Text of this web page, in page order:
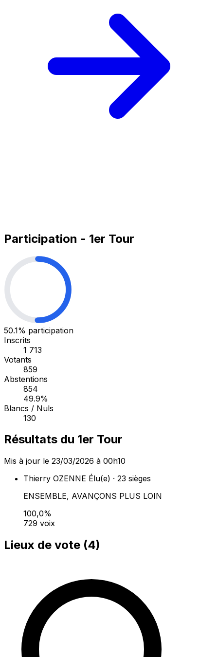
Participation - 1er Tour
50.1% participation
Inscrits
1 713
Votants
859
Abstentions
854
49.9%
Blancs / Nuls
130
Résultats du 1er Tour
Mis à jour le 23/03/2026 à 00h10
Thierry OZENNE Élu(e) · 23 sièges
ENSEMBLE, AVANÇONS PLUS LOIN
100,0%
729 voix
Lieux de vote (4)